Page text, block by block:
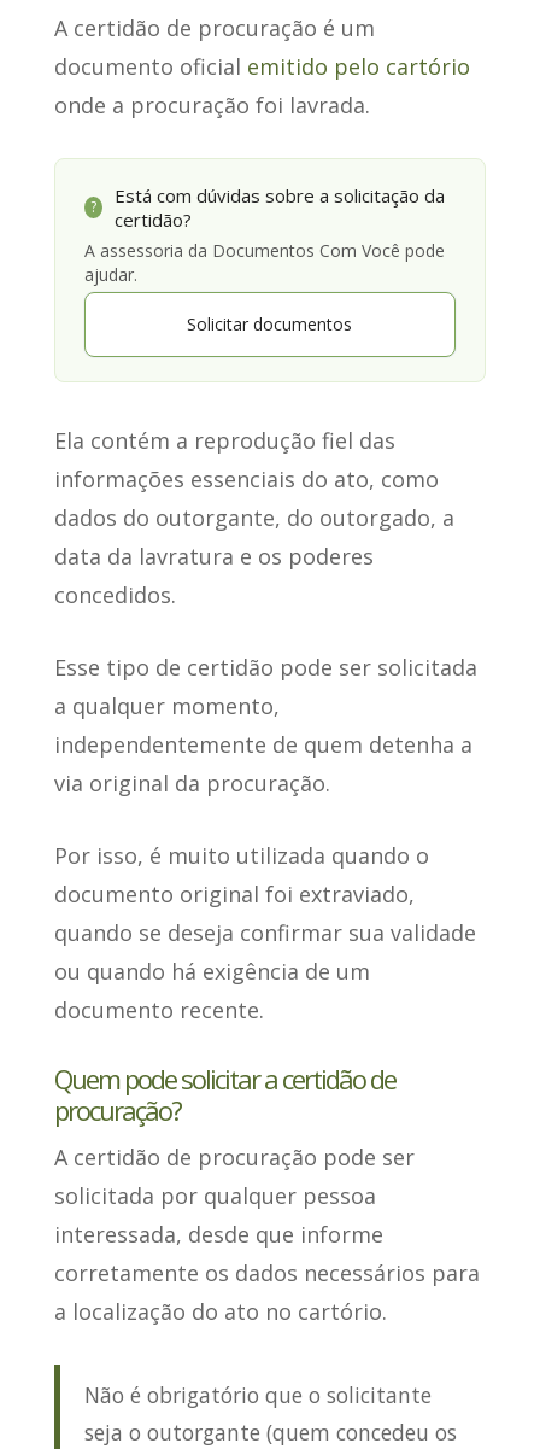
A certidão de procuração é um
documento oficial emitido pelo cartório
onde a procuração foi lavrada.
?
Está com dúvidas sobre a solicitação da
certidão?
A assessoria da Documentos Com Você pode
ajudar.
Solicitar documentos
Ela contém a reprodução fiel das
informações essenciais do ato, como
dados do outorgante, do outorgado, a
data da lavratura e os poderes
concedidos.
Esse tipo de certidão pode ser solicitada
a qualquer momento,
independentemente de quem detenha a
via original da procuração.
Por isso, é muito utilizada quando o
documento original foi extraviado,
quando se deseja confirmar sua validade
ou quando há exigência de um
documento recente.
Quem pode solicitar a certidão de
procuração?
A certidão de procuração pode ser
solicitada por qualquer pessoa
interessada, desde que informe
corretamente os dados necessários para
a localização do ato no cartório.
Não é obrigatório que o solicitante
seja o outorgante (quem concedeu os